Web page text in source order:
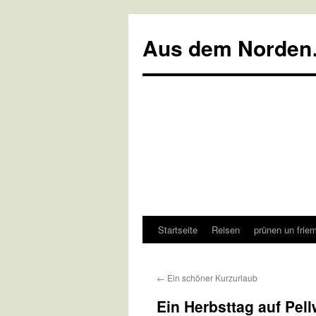
Aus dem
Zum
springen
Startseite Reisen prünen un
← Ein schöner Kurzurlaub
Ein Herbsttag auf